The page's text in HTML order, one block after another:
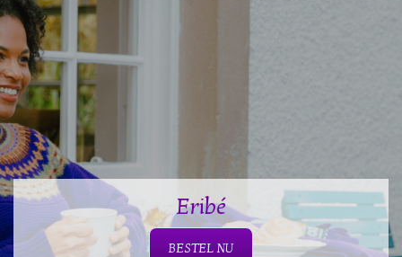
Eribé
BESTEL NU